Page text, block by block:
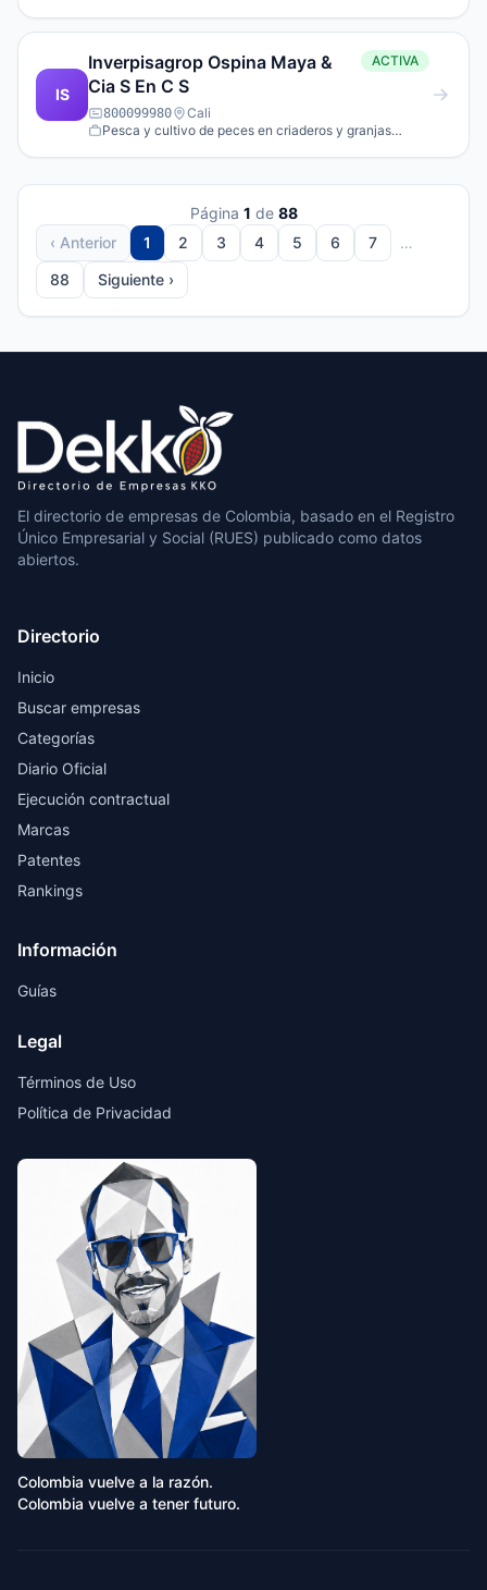
IS
Inverpisagrop Ospina Maya &
Cia S En C S
ACTIVA
800099980
Cali
Pesca y cultivo de peces en criaderos y granjas
Página 1 de 88
‹ Anterior
1 2 3 4 5 6 7
…
88
Siguiente ›
El directorio de empresas de Colombia, basado en el Registro
Único Empresarial y Social (RUES) publicado como datos
abiertos.
Directorio
Inicio
Buscar empresas
Categorías
Diario Oficial
Ejecución contractual
Marcas
Patentes
Rankings
Información
Guías
Legal
Términos de Uso
Política de Privacidad
Colombia vuelve a la razón.
Colombia vuelve a tener futuro.